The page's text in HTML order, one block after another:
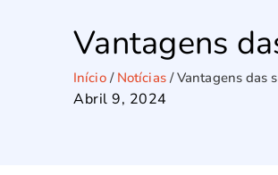
Vantagens
Início/ Notícias/Vantagens das
Abril 9, 2024